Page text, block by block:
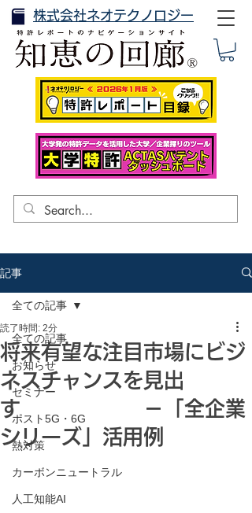
株式会社ネオテクノロジー
記事
全ての記事
お知らせ
セミナー
ポスト5G・6G
熱対策
カーボンニュートラル
人工知能AI
全ての記事
将来有望な注目市場にビジ
ネスチャンスを見出
す －「全企業
シリーズ」活用例
読了時間: 2分